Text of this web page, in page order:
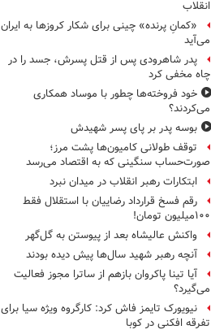
انقلاب
«کمانِ پرنده» چینی برای شکار کروزها به ایران
می‌آید
پدر شاهرودی پس از قتل پسرش، جسد را در
چاه مخفی کرد
خود فروخته‌ها چطور با موساد همکاری
می‌کردند؟
بوسه‌ پدر بر پای پسر شهیدش
توقف طولانی کامیون‌ها پشت مرز؛
صورت‌حساب سنگینی که به اقتصاد می‌رسد
ابتکارات رهبر انقلاب در میدان نبرد
رقم فسخ قرارداد رضاییان با استقلال فقط
۱۰۰میلیون تومان!
واکنش عالیشاه بعد از پیوستن به گل‌گهر
آنچه رهبر شهید سال‌ها پیش دیده بودند
آیا تینا پاکروان بازهم از ساترا مجوز فعالیت
می‌گیرد؟
نیویورک تایمز فاش کرد: کارگروه ویژه سیا برای
تفرقه افکنی در کوبا